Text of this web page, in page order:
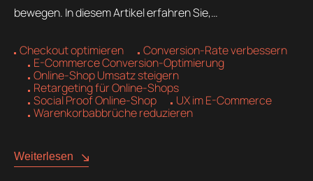
bewegen. In diesem Artikel erfahren Sie,…
Checkout optimieren
Conversion-Rate verbessern
E-Commerce Conversion-Optimierung
Online-Shop Umsatz steigern
Retargeting für Online-Shops
Social Proof Online-Shop
UX im E-Commerce
Warenkorbabbrüche reduzieren
Weiterlesen